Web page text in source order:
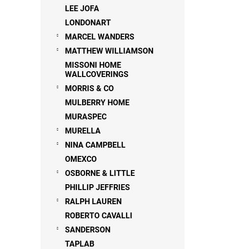
LEE JOFA
LONDONART
MARCEL WANDERS
MATTHEW WILLIAMSON
MISSONI HOME
WALLCOVERINGS
MORRIS & CO
MULBERRY HOME
MURASPEC
MURELLA
NINA CAMPBELL
OMEXCO
OSBORNE & LITTLE
PHILLIP JEFFRIES
RALPH LAUREN
ROBERTO CAVALLI
SANDERSON
TAPLAB